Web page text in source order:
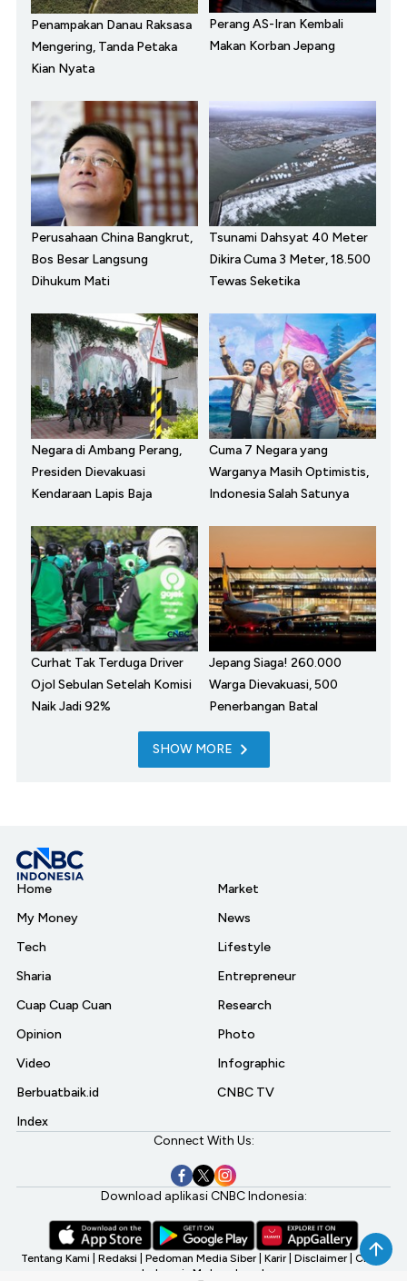
Penampakan Danau Raksasa
Mengering, Tanda Petaka
Kian Nyata
Perang AS-Iran Kembali
Makan Korban Jepang
Perusahaan China Bangkrut,
Bos Besar Langsung
Dihukum Mati
Tsunami Dahsyat 40 Meter
Dikira Cuma 3 Meter, 18.500
Tewas Seketika
Negara di Ambang Perang,
Presiden Dievakuasi
Kendaraan Lapis Baja
Cuma 7 Negara yang
Warganya Masih Optimistis,
Indonesia Salah Satunya
Curhat Tak Terduga Driver
Ojol Sebulan Setelah Komisi
Naik Jadi 92%
Jepang Siaga! 260.000
Warga Dievakuasi, 500
Penerbangan Batal
SHOW MORE
Home
My Money
Tech
Sharia
Cuap Cuap Cuan
Opinion
Video
Berbuatbaik.id
Index
Market
News
Lifestyle
Entrepreneur
Research
Photo
Infographic
CNBC TV
Connect With Us:
Download aplikasi CNBC Indonesia:
Tentang Kami Redaksi Pedoman Media Siber Karir Disclaimer CNBC
Indonesia My Investment